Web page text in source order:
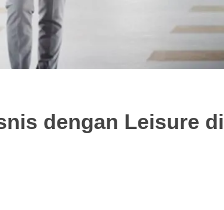
dengan Leisure di